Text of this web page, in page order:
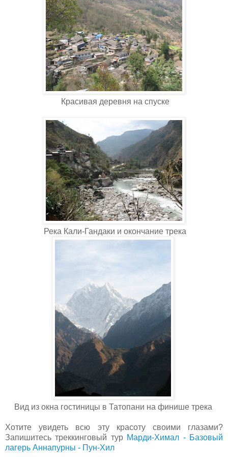
Красивая деревня на спуске
Река Кали-Гандаки и окончание трека
Вид из окна гостиницы в Татопани на финише трека
Хотите увидеть всю эту красоту своими глазами?
Запишитесь треккинговый тур Марди-Химал - Базовый
лагерь Аннапурны - Пун-Хил